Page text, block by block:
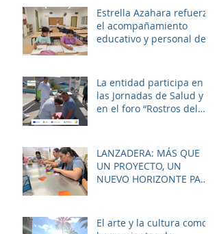
sociosanitario
Estrella Azahara refuerza
el acompañamiento
educativo y personal del
zona.
La entidad participa en
las Jornadas de Salud y
en el foro “Rostros del
para mejorar la
empleabilidad y el
bienestar de la zona.
LANZADERA: MÁS QUE
UN PROYECTO, UN
NUEVO HORIZONTE PARA
El arte y la cultura como